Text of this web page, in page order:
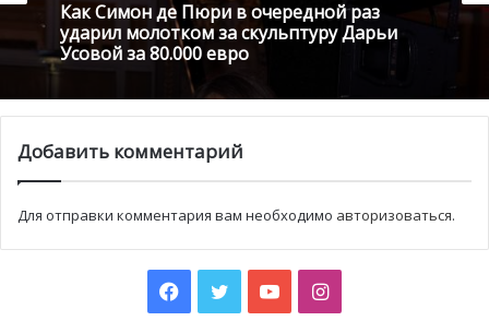
Как Симон де Пюри в очередной раз
ударил молотком за скульптуру Дарьи
Усовой за 80.000 евро
Добавить комментарий
Для отправки комментария вам необходимо авторизоваться.
Facebook
TwitterYouTubeInstagram